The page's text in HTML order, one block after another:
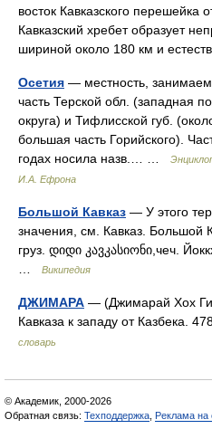
восток Кавказского перешейка
Кавказский хребет образует
шириной около 180 км и
Осетия — местность,
часть Терской обл. (западная
округа) и Тифлисской губ.
большая часть Горийского).
годах носила назв.… …
И.А. Ефрона
Большой Кавказ — У этого
значения, см. Кавказ. Большой
груз. დიდი კავკასიონი,чеч.
Википедия
ДЖИМАРА — (Джимарай Хох
Кавказа к западу от Казбека.
словарь
© Академик, 2000-2026
Обратная связь: Техподдержка Реклама на